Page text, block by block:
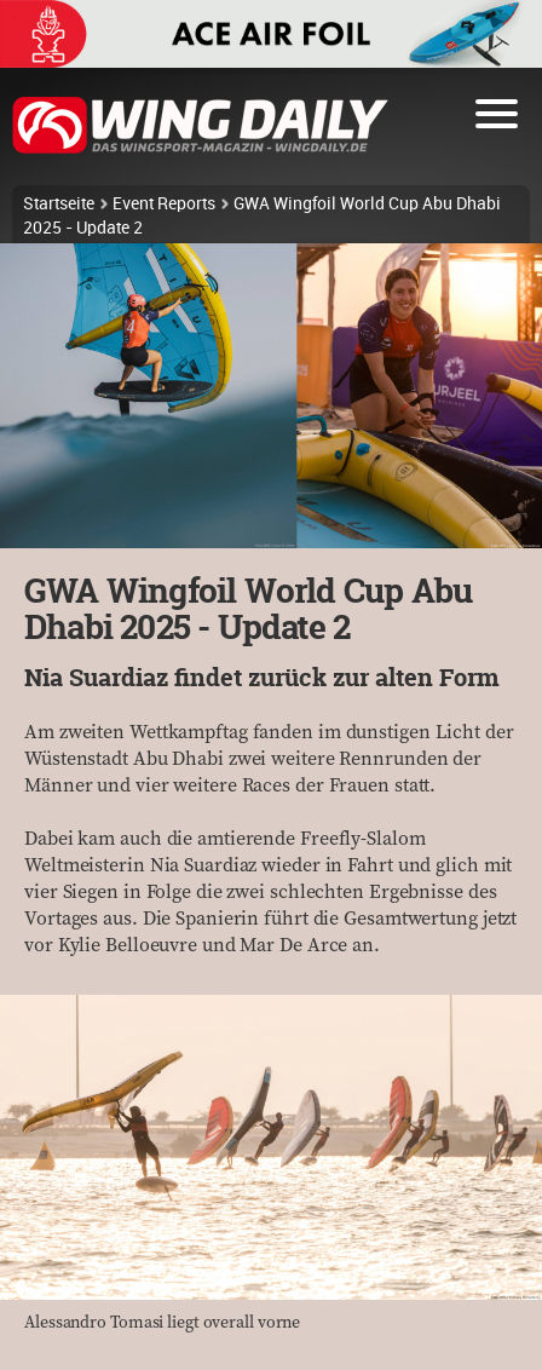
Startseite Event Reports
GWA Wingfoil World Cup Abu Dhabi
2025 - Update 2
GWA Wingfoil World Cup Abu
Dhabi 2025 - Update 2
Nia Suardiaz findet zurück zur alten Form
Am zweiten Wettkampftag fanden im dunstigen Licht der
Wüstenstadt Abu Dhabi zwei weitere Rennrunden der
Männer und vier weitere Races der Frauen statt.
Dabei kam auch die amtierende Freefly-Slalom
Weltmeisterin Nia Suardiaz wieder in Fahrt und glich mit
vier Siegen in Folge die zwei schlechten Ergebnisse des
Vortages aus. Die Spanierin führt die Gesamtwertung jetzt
vor Kylie Belloeuvre und Mar De Arce an.
Alessandro Tomasi liegt overall vorne